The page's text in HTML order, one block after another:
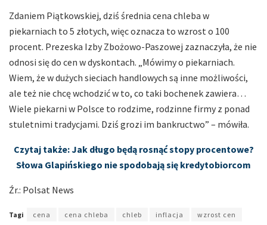
Zdaniem Piątkowskiej, dziś średnia cena chleba w
piekarniach to 5 złotych, więc oznacza to wzrost o 100
procent. Prezeska Izby Zbożowo-Paszowej zaznaczyła, że nie
odnosi się do cen w dyskontach. „Mówimy o piekarniach.
Wiem, że w dużych sieciach handlowych są inne możliwości,
ale też nie chcę wchodzić w to, co taki bochenek zawiera…
Wiele piekarni w Polsce to rodzime, rodzinne firmy z ponad
stuletnimi tradycjami. Dziś grozi im bankructwo” – mówiła.
Czytaj także: Jak długo będą rosnąć stopy procentowe?
Słowa Glapińskiego nie spodobają się kredytobiorcom
Źr.: Polsat News
Tagi cena cena chleba chleb inflacja wzrost cen